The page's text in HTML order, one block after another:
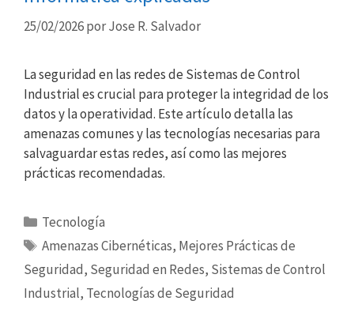
25/02/2026porJose R. Salvador
La seguridad en las redes de Sistemas de Control
Industrial es crucial para proteger la integridad de los
datos y la operatividad. Este artículo detalla las
amenazas comunes y las tecnologías necesarias para
salvaguardar estas redes, así como las mejores
prácticas recomendadas.
Categorías
Tecnología
Etiquetas
Amenazas Cibernéticas, Mejores Prácticas de
Seguridad, Seguridad en Redes, Sistemas de Control
Industrial, Tecnologías de Seguridad